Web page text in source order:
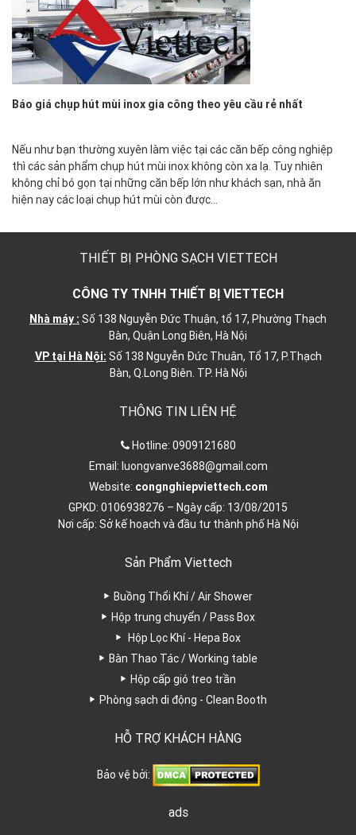
Báo giá chụp hút mùi inox gia công theo yêu cầu rẻ nhất
Nếu như bạn thường xuyên làm việc tại các căn bếp công nghiệp
thì các sản phẩm chụp hút mùi inox không còn xa lạ. Tuy nhiên
không chỉ bó gọn tại những căn bếp lớn như khách sạn, nhà ăn
hiện nay các loại chụp hút mùi còn được…
THIẾT BỊ PHÒNG SẠCH VIETTECH
CÔNG TY TNHH THIẾT BỊ VIETTECH
Nhà máy : Số 138 Nguyễn Đức Thuận, tổ 17, Phường Thạch
Bàn, Quận Long Biên, Hà Nội
VP tại Hà Nội: Số 138 Nguyễn Đức Thuân, Tổ 17, P.Thạch
Bàn, Q.Long Biên. TP. Hà Nội
THÔNG TIN LIÊN HỆ
Hotline: 0909121680
Email: luongvanve3688@gmail.com
Website: congnghiepviettech.com
GPKD: 0106938276 – Ngày cấp: 13/08/2015
Nơi cấp: Sở kế hoạch và đầu tư thành phố Hà Nội
Sản Phẩm Viettech
Buồng Thổi Khí / Air Shower
Hộp trung chuyển / Pass Box
Hộp Lọc Khí - Hepa Box
Bàn Thao Tác / Working table
Hộp cấp gió treo trần
Phòng sạch di động - Clean Booth
HỖ TRỢ KHÁCH HÀNG
Bảo vệ bởi:
ads